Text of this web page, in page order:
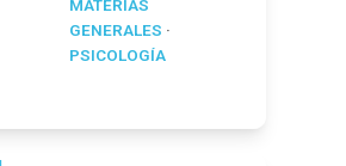
MATERIAS
GENERALES ·
PSICOLOGÍA